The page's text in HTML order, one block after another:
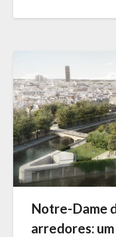
Notre-Dame
arredores: